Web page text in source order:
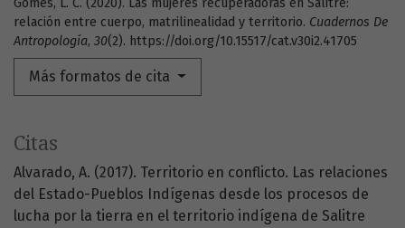
Gomes, L. C. (2020). Las mujeres recuperadoras en Salitre:
relación entre cuerpo, matrilinealidad y territorio. Cuadernos De
Antropología, 30(2). https://doi.org/10.15517/cat.v30i2.41705
Más formatos de cita
Citas
Alvarado, A. (2017). Territorio en conflicto. Las relaciones
del Estado-Pueblos Indígenas desde los procesos de
lucha por la tierra en el territorio indígena de Salitre